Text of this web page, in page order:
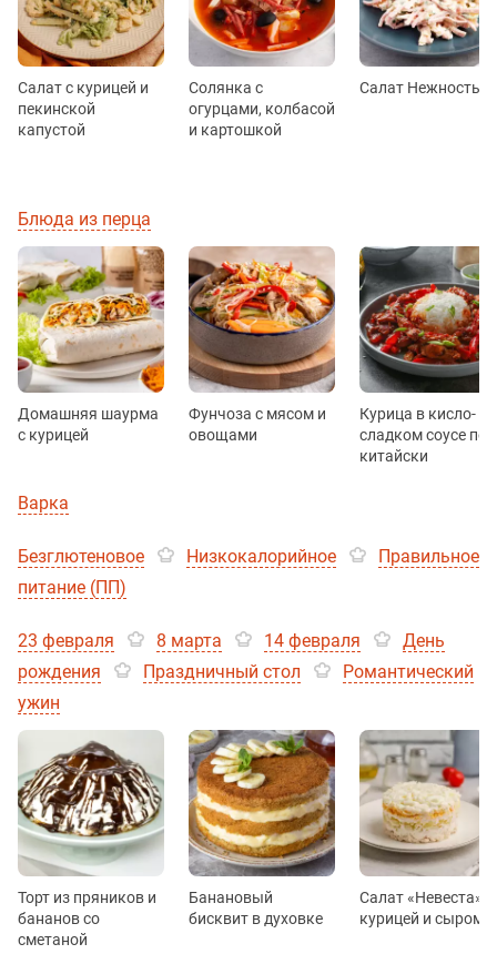
Салат с курицей и
пекинской
капустой
Солянка с
огурцами, колбасой
и картошкой
Салат Нежность
Блюда из перца
Домашняя шаурма
с курицей
Фунчоза с мясом и
овощами
Курица в кисло-
сладком соусе по-
китайски
Варка
Безглютеновое Низкокалорийное
Правильное
питание (ПП)
23 февраля 8 марта 14 февраля
День
рождения
Праздничный стол
Романтический
ужин
Торт из пряников и
бананов со
сметаной
Банановый
бисквит в духовке
Салат «Невеста» с
курицей и сыром